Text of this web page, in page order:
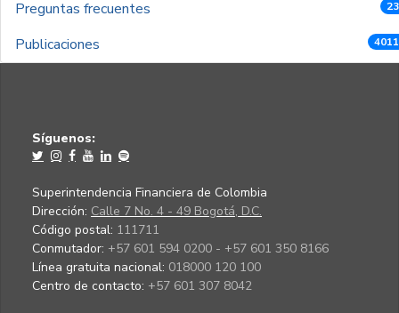
Preguntas frecuentes
Publicaciones
Síguenos:
Superintendencia Financiera de Colombia
Dirección: Calle 7 No. 4 - 49 Bogotá, D.C.
Código postal: 111711
Conmutador: +57 601 594 0200 - +57 601 350 8166
Línea gratuita nacional: 018000 120 100
Centro de contacto: +57 601 307 8042